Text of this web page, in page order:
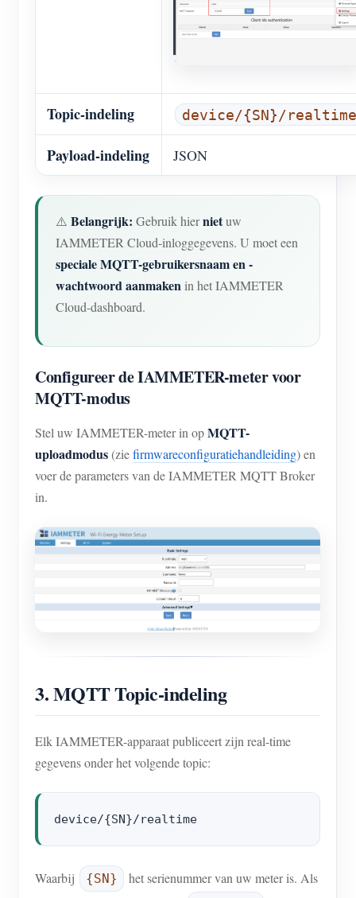
Topic-indeling device/{SN}/
Payload-indeling JSON
⚠️ Belangrijk: Gebruik hiernietuw
IAMMETER Cloud-inloggegevens. U moet een
speciale MQTT-gebruikersnaam en -
wachtwoord aanmakenin het IAMMETER
Cloud-dashboard.
Configureer de IAMMETER-meter voor
MQTT-modus
Stel uw IAMMETER-meter in opMQTT-
uploadmodus(ziefirmwareconfiguratiehandleiding) en
voer de parameters van de IAMMETER MQTT Broker
in.
3. MQTT Topic-indeling
Elk IAMMETER-apparaat publiceert zijn real-time
gegevens onder het volgende topic:
Waarbij {SN}
het serienummer van uw meter is. Als